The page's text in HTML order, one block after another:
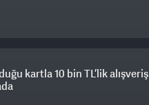
kartla 10 bin TL’lik alışveriş